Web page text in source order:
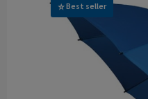
Best seller